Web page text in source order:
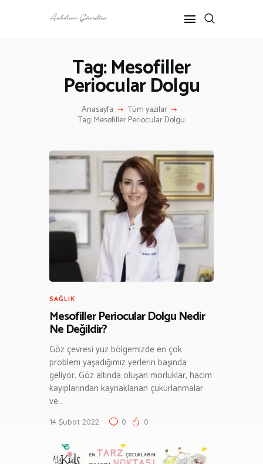
Tag: Mesofiller
Periocular Dolgu
Anasayfa Tüm yazılar
Tag: Mesofiller Periocular Dolgu
ANASAYFA
ANNE-ÇOCUK
HAKKIMDA
İLETIŞIM
SAĞLIK
Mesofiller Periocular Dolgu Nedir
Ne Değildir?
Göz çevresi yüz bölgemizde en çok
problem yaşadığımız yerlerin başında
geliyor. Göz altında oluşan morluklar, hacim
kayıplarından kaynaklanan çukurlanmalar
ve…
14 Şubat 2022 0 0